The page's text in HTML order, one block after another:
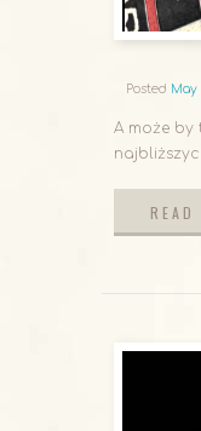
Posted May
A może
READ